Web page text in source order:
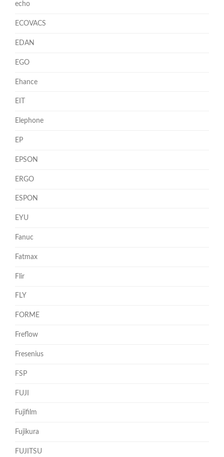
echo
ECOVACS
EDAN
EGO
Ehance
EIT
Elephone
EP
EPSON
ERGO
ESPON
EYU
Fanuc
Fatmax
Flir
FLY
FORME
Freflow
Fresenius
FSP
FUJI
Fujifilm
Fujikura
FUJITSU